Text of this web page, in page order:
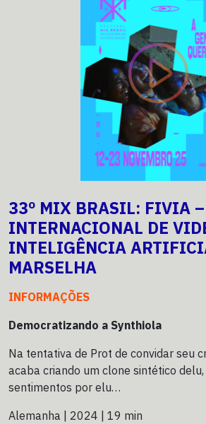
33º MIX BRASIL: FIVIA
INTERNACIONAL DE
INTELIGÊNCIA
MARSELHA
INFORMAÇÕES
Democratizando a Synthiola
Na tentativa de Prot de convidar seu
acaba criando um clone sintético
sentimentos por elu…
Alemanha | 2024 | 19 min